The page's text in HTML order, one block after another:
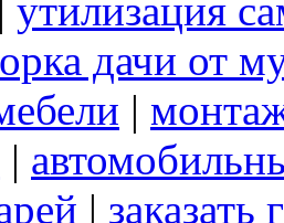
| утилизация
дачи от
|
|
| заказать